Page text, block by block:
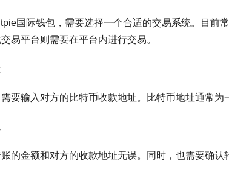
国际钱包，需要选择一个合适的交易系统。目
易平台则需要在平台内进行交易。
要输入对方的比特币收款地址。比特币地址通常
的金额和对方的收款地址无误。同时，也需要确